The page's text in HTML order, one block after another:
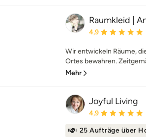
Raumkleid |
Durchschnittliche
4,9
Wir entwickeln Räume,
Ortes bewahren.
Mehr
Joyful Living
Durchschnittliche
4,9
25 Aufträge über